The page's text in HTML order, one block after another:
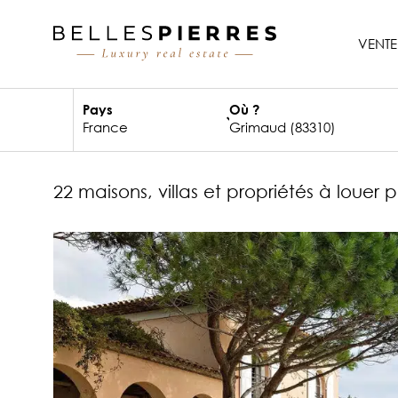
VENTE
Pays Où ?
22 maisons, villas et propriétés à louer